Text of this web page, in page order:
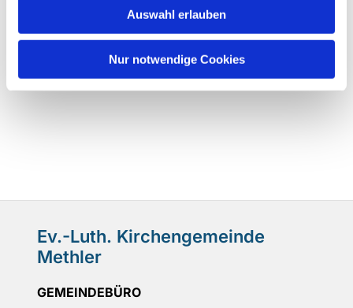
Auswahl erlauben
Nur notwendige Cookies
Ev.-Luth. Kirchengemeinde
Methler
GEMEINDEBÜRO